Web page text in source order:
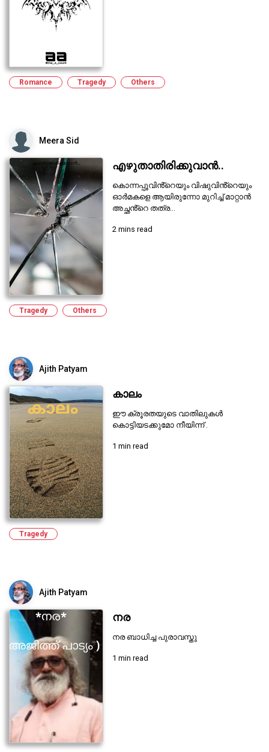
Romance Tragedy Others
Meera Sid
എഴുതാതിരിക്കുവാൻ..
കൊന്നപ്പൂവിൻ്റെയും വിഷുവിൻ്റെയും
ഓർമകളെ ആയിരുന്നോ മുറിച്ച് മാറ്റാൻ
അച്ഛൻ്റെ തത്ര...
2 mins read
Tragedy Others
Ajith Patyam
കാലം
ഈ ക്രൂരതയുടെ വാതിലുകൾ
കൊട്ടിയടക്കുമോ നീയിന്ന് .
1 min read
Tragedy
Ajith Patyam
നര
നര ബാധിച്ച പുരാവസ്തു
1 min read